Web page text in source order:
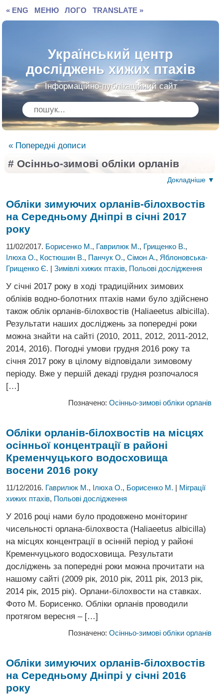
« ENG МЕНЮ ЛОГО TRANSLATE »
Український центр
досліджень хижих птахів
Інформаційно-публікаційний сайт
« Попередні дописи
# Осінньо-зимові обліки орланів
Докладніше ▼
Обліки зимуючих орланів-білохвостів
на Середньому Дніпрі в січні 2017
року
11/02/2017. Борисенко М., Гаврилюк М., Грищенко В.,
Ілюха О., Костюшин В., Панчук О., Сімон А., Яблоновська-
Грищенко Є. | Зимівлі хижих птахів, Польові дослідження
У січні 2017 року в ході традиційних зимових
обліків водно-болотних птахів нами було здійснено
також облік орланів-білохвостів (Haliaeetus albicilla).
Результати наших досліджень за попередні роки
можна знайти на сайті (2010, 2011, 2012, 2011-2012,
2014, 2016). Погодні умови грудня 2016 року та
січня 2017 року в цілому відповідали зимовому
періоду. Вже у першій декаді грудня розпочалося
[…]
Позначено:Осінньо-зимові обліки орланів
Обліки орланів-білохвостів на місцях
осінньої концентрації в районі
Кременчуцького водосховища
восени 2016 року
11/12/2016. Гаврилюк М., Ілюха О., Борисенко М. | Міграції
хижих птахів, Польові дослідження
У 2016 році нами було продовжено моніторинг
чисельності орлана-білохвоста (Haliaeetus albicilla)
на місцях концентрації в осінній період у районі
Кременчуцького водосховища. Результати
досліджень за попередні роки можна прочитати на
нашому сайті (2009 рік, 2010 рік, 2011 рік, 2013 рік,
2014 рік, 2015 рік). Орлани-білохвости на ставках.
Фото М. Борисенко. Обліки орланів проводили
протягом вересня – […]
Позначено:Осінньо-зимові обліки орланів
Обліки зимуючих орланів-білохвостів
на Середньому Дніпрі у січні 2016
року